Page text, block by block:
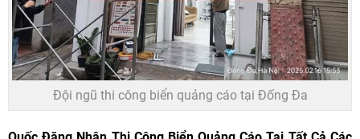
Đội ngũ thi công biển quảng cáo tại Đống Đa